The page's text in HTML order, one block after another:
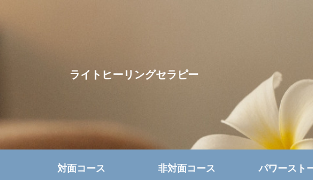
ライトヒーリングセラピー
対面コース 非対面コース パワースト